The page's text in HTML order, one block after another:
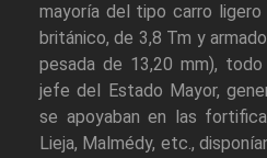
mayoría del tipo carro ligero
británico, de 3,8 Tm y
pesada de 13,20 mm),
jefe del Estado Mayor,
se apoyaban en las
Lieja, Malmédy, etc.,